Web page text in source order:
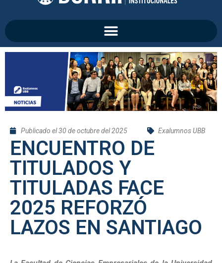
Publicado el30 de octubre del 2025 Exalumnos UBB
ENCUENTRO DE
TITULADOS Y
TITULADAS FACE
2025 REFORZÓ
LAZOS EN SANTIAGO